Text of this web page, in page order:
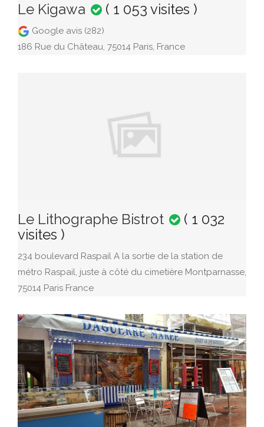
Le Kigawa ( 1 053 visites )
Google avis (282)
186 Rue du Château, 75014 Paris, France
Le Lithographe Bistrot
( 1 032
visites )
234 boulevard Raspail A la sortie de la station de
métro Raspail, juste à côté du cimetière Montparnasse,
75014 Paris France